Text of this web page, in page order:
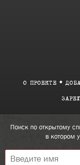
О ПРОЕКТЕ
Поиск по открытому
в котором